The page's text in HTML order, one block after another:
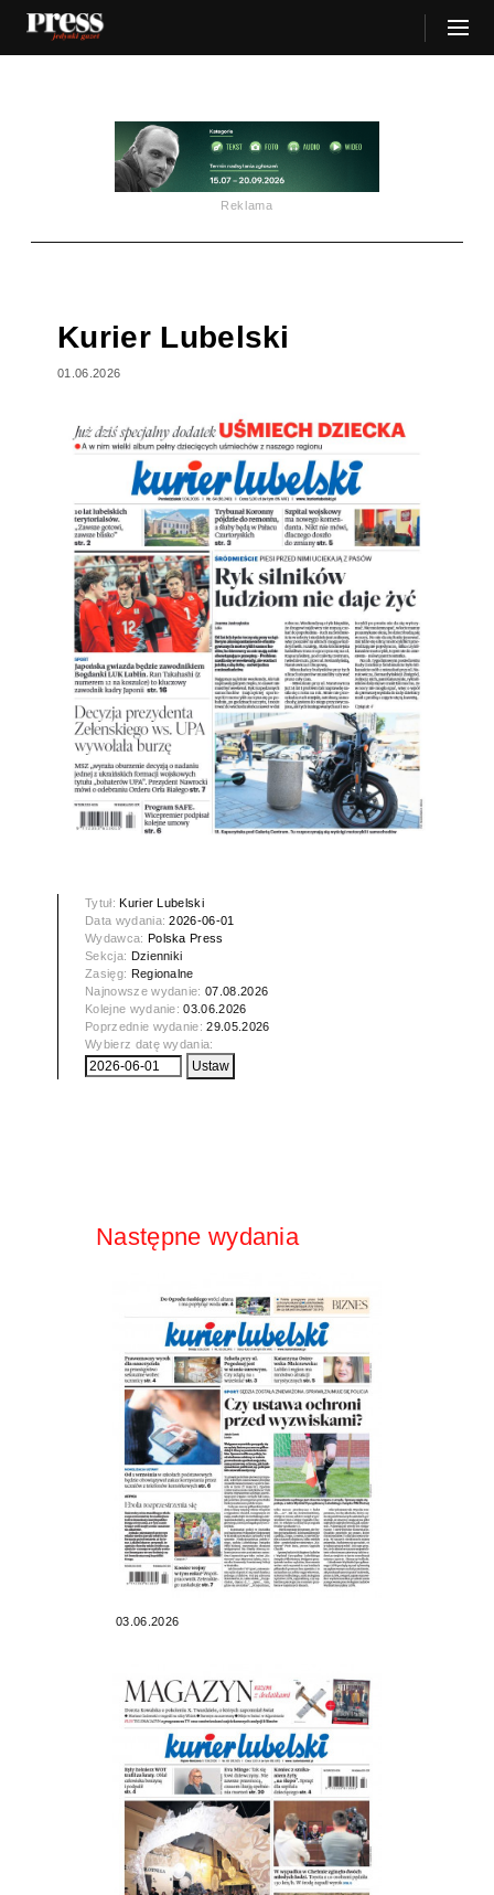
Reklama
Kurier Lubelski
01.06.2026
Tytuł: Kurier Lubelski
Data wydania:2026-06-01
Wydawca: Polska Press
Sekcja: Dzienniki
Zasięg: Regionalne
Najnowsze wydanie:07.08.2026
Kolejne wydanie:03.06.2026
Poprzednie wydanie:29.05.2026
Wybierz datę wydania:
Następne wydania
03.06.2026